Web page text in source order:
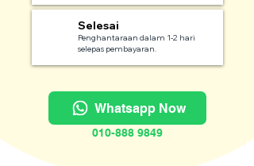
Selesai
Penghantaraan dalam 1-2 hari
selepas pembayaran.
Whatsapp Now
010-888 9849